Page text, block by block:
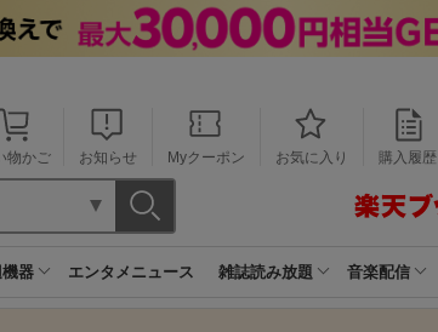
物かご お知らせ Myクーポン お気に入り 購入履歴
器 エンタメニュース 雑誌読み放題 音楽配信